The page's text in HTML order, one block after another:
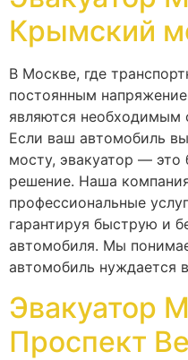
Крымский
В Москве, где
постоянным
являются необходимым
Если ваш автомобиль
мосту, эвакуатор —
решение. Наша
профессиональные
гарантируя быструю и
автомобиля. Мы
автомобиль нуждается
Эвакуатор
Проспект